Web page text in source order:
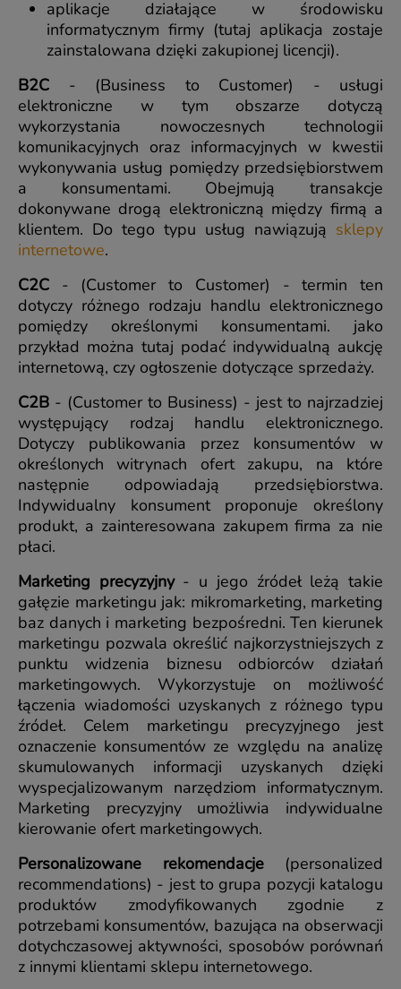
aplikacje działające w środowisku
informatycznym firmy (tutaj aplikacja zostaje
zainstalowana dzięki zakupionej licencji).
B2C - (Business to Customer) - usługi
elektroniczne w tym obszarze dotyczą
wykorzystania nowoczesnych technologii
komunikacyjnych oraz informacyjnych w kwestii
wykonywania usług pomiędzy przedsiębiorstwem
a konsumentami. Obejmują transakcje
dokonywane drogą elektroniczną między firmą a
klientem. Do tego typu usług nawiązują sklepy
internetowe.
C2C - (Customer to Customer) - termin ten
dotyczy różnego rodzaju handlu elektronicznego
pomiędzy określonymi konsumentami. jako
przykład można tutaj podać indywidualną aukcję
internetową, czy ogłoszenie dotyczące sprzedaży.
C2B - (Customer to Business) - jest to najrzadziej
występujący rodzaj handlu elektronicznego.
Dotyczy publikowania przez konsumentów w
określonych witrynach ofert zakupu, na które
następnie odpowiadają przedsiębiorstwa.
Indywidualny konsument proponuje określony
produkt, a zainteresowana zakupem firma za nie
płaci.
Marketing precyzyjny- u jego źródeł leżą takie
gałęzie marketingu jak: mikromarketing, marketing
baz danych i marketing bezpośredni. Ten kierunek
marketingu pozwala określić najkorzystniejszych z
punktu widzenia biznesu odbiorców działań
marketingowych. Wykorzystuje on możliwość
łączenia wiadomości uzyskanych z różnego typu
źródeł. Celem marketingu precyzyjnego jest
oznaczenie konsumentów ze względu na analizę
skumulowanych informacji uzyskanych dzięki
wyspecjalizowanym narzędziom informatycznym.
Marketing precyzyjny umożliwia indywidualne
kierowanie ofert marketingowych.
Personalizowane rekomendacje(personalized
recommendations) - jest to grupa pozycji katalogu
produktów zmodyfikowanych zgodnie z
potrzebami konsumentów, bazująca na obserwacji
dotychczasowej aktywności, sposobów porównań
z innymi klientami sklepu internetowego.